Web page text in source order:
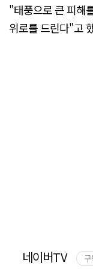
"태풍으로 큰 피해
위로를 드린다"고
네이버TV